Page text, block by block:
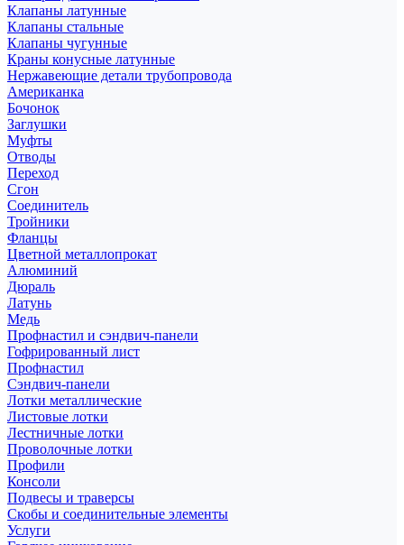
Клапаны латунные
Клапаны стальные
Клапаны чугунные
Краны конусные латунные
Нержавеющие детали трубопровода
Американка
Бочонок
Заглушки
Муфты
Отводы
Переход
Сгон
Соединитель
Тройники
Фланцы
Цветной металлопрокат
Алюминий
Дюраль
Латунь
Медь
Профнастил и сэндвич-панели
Гофрированный лист
Профнастил
Сэндвич-панели
Лотки металлические
Листовые лотки
Лестничные лотки
Проволочные лотки
Профили
Консоли
Подвесы и траверсы
Скобы и соединительные элементы
Услуги